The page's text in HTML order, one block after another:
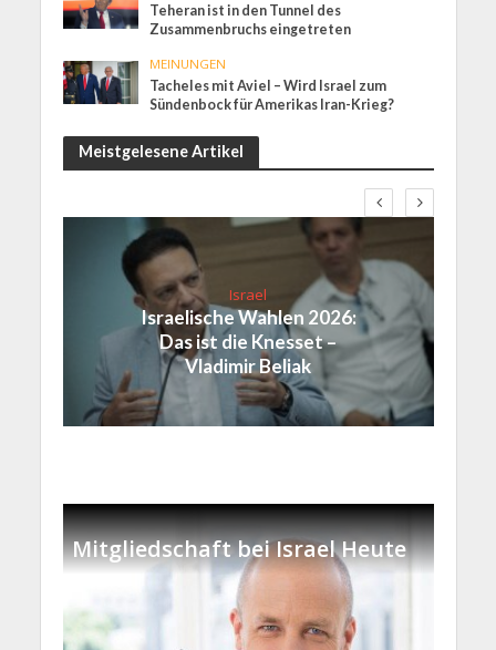
Teheran ist in den Tunnel des
Zusammenbruchs eingetreten
MEINUNGEN
Tacheles mit Aviel – Wird Israel zum
Sündenbock für Amerikas Iran-Krieg?
Meistgelesene Artikel
Israel
Israelische Wahlen 2026:
Das ist die Knesset –
Vladimir Beliak
Mitgliedschaft bei Israel Heute